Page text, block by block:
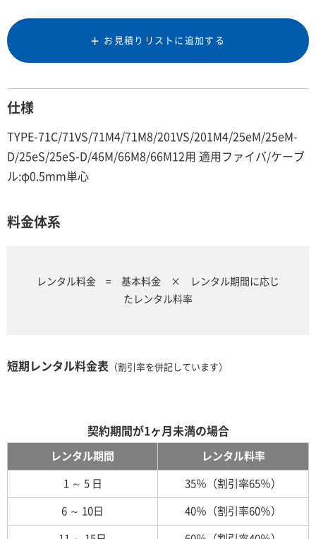
お見積りリストに追加する
仕様
TYPE-71C/71VS/71M4/71M8/201VS/201M4/25eM/25eM-
D/25eS/25eS-D/46M/66M8/66M12用 適用ファイバ/ケーブ
ル:φ0.5mm単心
料金体系
レンタル料金 = 基本料金 × レンタル期間に応じ
たレンタル料率
短期レンタル料金表 （割引率を併記しています）
契約期間が1ヶ月未満の場合
レンタル期間 レンタル料率
1 ～ 5 日 35％（割引率65％）
6 ～ 10日 40％（割引率60％）